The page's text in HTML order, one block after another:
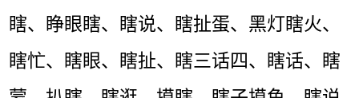
瞎、睁眼瞎、瞎说、瞎扯蛋、黑灯瞎火、
瞎忙、瞎眼、瞎扯、瞎三话四、瞎话、瞎